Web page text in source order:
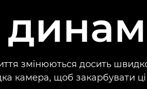
змінюються досить
камера, щоб закарбувати